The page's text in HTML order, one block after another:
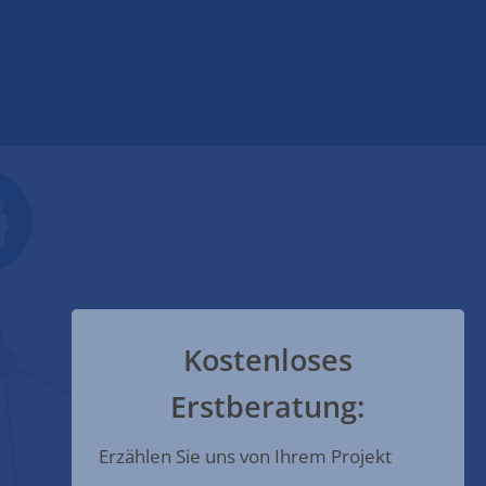
Kostenloses
Erstberatung:
Erzählen Sie uns von Ihrem Projekt